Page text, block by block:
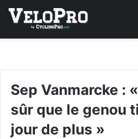
Sep Vanmarcke :
sûr que le genou
jour de plus »